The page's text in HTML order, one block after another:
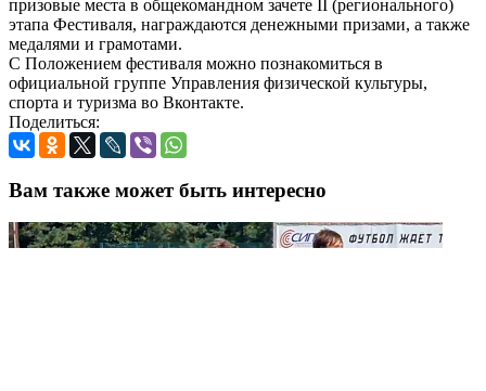
призовые места в общекомандном зачете II (регионального)
этапа Фестиваля, награждаются денежными призами, а также
медалями и грамотами.
С Положением фестиваля можно познакомиться в
официальной группе Управления физической культуры,
спорта и туризма во Вконтакте.
Поделиться:
Вам также может быть интересно